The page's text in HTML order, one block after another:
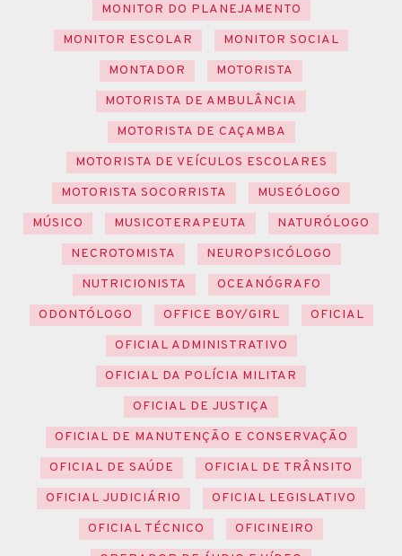
MONITOR DO PLANEJAMENTO
MONITOR ESCOLAR
MONITOR SOCIAL
MONTADOR
MOTORISTA
MOTORISTA DE AMBULÂNCIA
MOTORISTA DE CAÇAMBA
MOTORISTA DE VEÍCULOS ESCOLARES
MOTORISTA SOCORRISTA
MUSEÓLOGO
MÚSICO
MUSICOTERAPEUTA
NATURÓLOGO
NECROTOMISTA
NEUROPSICÓLOGO
NUTRICIONISTA
OCEANÓGRAFO
ODONTÓLOGO
OFFICE BOY/GIRL
OFICIAL
OFICIAL ADMINISTRATIVO
OFICIAL DA POLÍCIA MILITAR
OFICIAL DE JUSTIÇA
OFICIAL DE MANUTENÇÃO E CONSERVAÇÃO
OFICIAL DE SAÚDE
OFICIAL DE TRÂNSITO
OFICIAL JUDICIÁRIO
OFICIAL LEGISLATIVO
OFICIAL TÉCNICO
OFICINEIRO